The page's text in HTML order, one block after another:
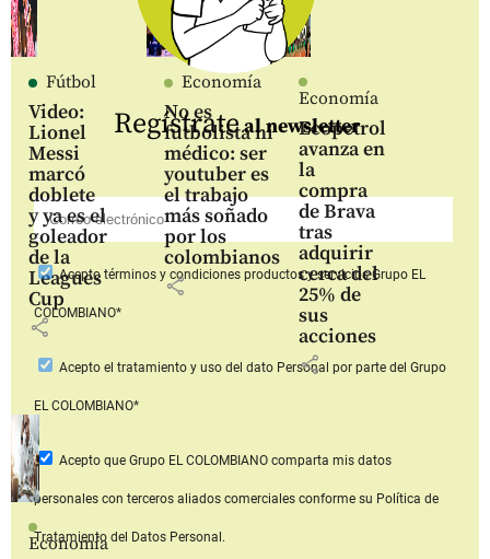
Fútbol
Video:
Lionel
Messi
marcó
doblete
y ya es el
goleador
de la
Leagues
Cup
share
Economía
No es
futbolista ni
médico: ser
youtuber es
el trabajo
más soñado
por los
colombianos
share
Economía
Ecopetrol
avanza en
la
compra
de Brava
tras
adquirir
cerca del
25% de
sus
acciones
share
Economía
Regístrateal newsletter
Aceptotérminos y condiciones productos y serviciosGrupo EL
COLOMBIANO*
Acepto el tratamiento y uso del dato Personal por parte del Grupo
EL COLOMBIANO*
Acepto que Grupo EL COLOMBIANOcomparta mis datos
personales con terceros aliados comerciales conforme su Política de
Tratamiento del Datos Personal.